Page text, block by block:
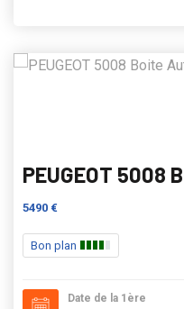
PEUGEOT 5008
5490 €
Bon plan
Date de la 1ère